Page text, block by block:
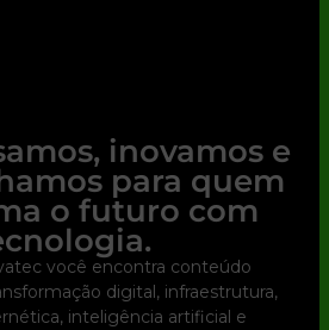
inovamos e
para quem
o futuro com
você encontra conteúdo
digital, infraestrutura,
inteligência artificial e